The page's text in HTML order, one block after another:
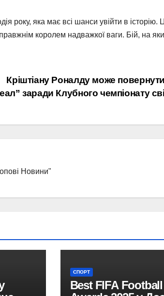
року, яка має всі шанси увійти в історію.
королем надважкої ваги. Бій, на
Кріштіану Роналду може
заради Клубного чемпіонату
Новини"
СПОРТ
Best FIFA Football